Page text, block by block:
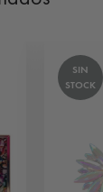
Las
pueden
SIN
STOCK